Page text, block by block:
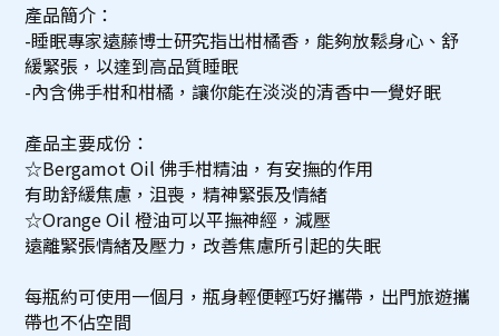
產品簡介：
-睡眠專家遠藤博士研究指出柑橘香，能夠放鬆身心、舒
緩緊張，以達到高品質睡眠
-內含佛手柑和柑橘，讓你能在淡淡的清香中一覺好眠
產品主要成份：
☆Bergamot Oil 佛手柑精油，有安撫的作用
有助舒緩焦慮，沮喪，精神緊張及情緒
☆Orange Oil 橙油可以平撫神經，減壓
遠離緊張情緒及壓力，改善焦慮所引起的失眠
每瓶約可使用一個月，瓶身輕便輕巧好攜帶，出門旅遊攜
帶也不佔空間